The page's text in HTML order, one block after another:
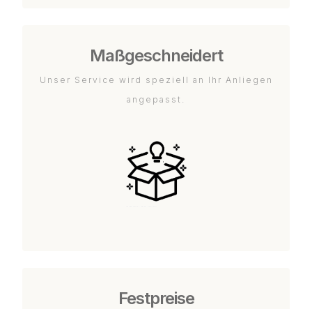
Maßgeschneidert
Unser Service wird speziell an Ihr Anliegen
angepasst.
Festpreise